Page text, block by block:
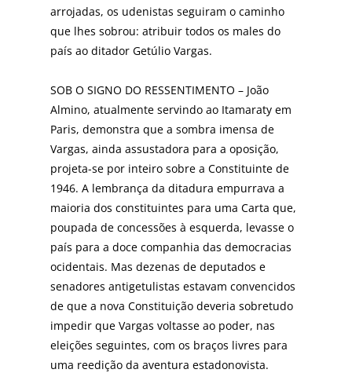
arrojadas, os udenistas seguiram o caminho
que lhes sobrou: atribuir todos os males do
país ao ditador Getúlio Vargas.
SOB O SIGNO DO RESSENTIMENTO – João
Almino, atualmente servindo ao Itamaraty em
Paris, demonstra que a sombra imensa de
Vargas, ainda assustadora para a oposição,
projeta-se por inteiro sobre a Constituinte de
1946. A lembrança da ditadura empurrava a
maioria dos constituintes para uma Carta que,
poupada de concessões à esquerda, levasse o
país para a doce companhia das democracias
ocidentais. Mas dezenas de deputados e
senadores antigetulistas estavam convencidos
de que a nova Constituição deveria sobretudo
impedir que Vargas voltasse ao poder, nas
eleições seguintes, com os braços livres para
uma reedição da aventura estadonovista.